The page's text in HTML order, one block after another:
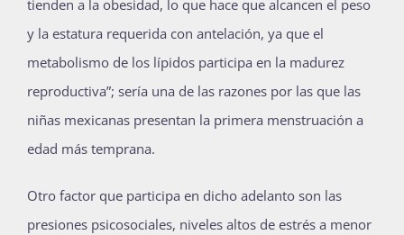
tienden a la obesidad, lo que hace que alcancen el peso
y la estatura requerida con antelación, ya que el
metabolismo de los lípidos participa en la madurez
reproductiva”; sería una de las razones por las que las
niñas mexicanas presentan la primera menstruación a
edad más temprana.
Otro factor que participa en dicho adelanto son las
presiones psicosociales, niveles altos de estrés a menor